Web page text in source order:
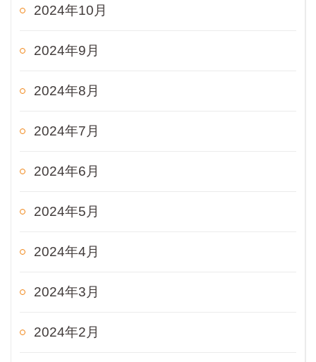
2024年10月
2024年9月
2024年8月
2024年7月
2024年6月
2024年5月
2024年4月
2024年3月
2024年2月